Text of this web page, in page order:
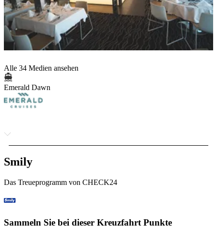
Alle 34 Medien ansehen
Emerald Dawn
Smily
Das Treueprogramm von CHECK24
Sammeln Sie bei dieser Kreuzfahrt Punkte